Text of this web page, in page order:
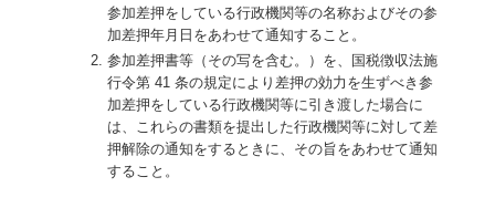
参加差押をしている行政機関等の名称およびその参
加差押年月日をあわせて通知すること。
参加差押書等（その写を含む。）を、国税徴収法施
行令第 41 条の規定により差押の効力を生ずべき参
加差押をしている行政機関等に引き渡した場合に
は、これらの書類を提出した行政機関等に対して差
押解除の通知をするときに、その旨をあわせて通知
すること。